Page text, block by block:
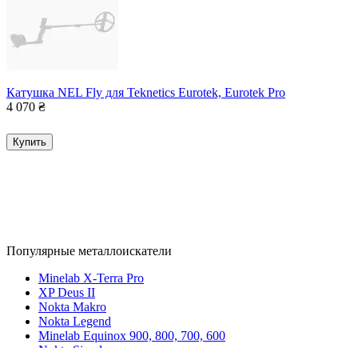
Катушка NEL Fly для Teknetics Eurotek, Eurotek Pro
4 070 ₴
Купить
Популярные металлоискатели
Minelab X-Terra Pro
XP Deus II
Nokta Makro
Nokta Legend
Minelab Equinox 900, 800, 700, 600